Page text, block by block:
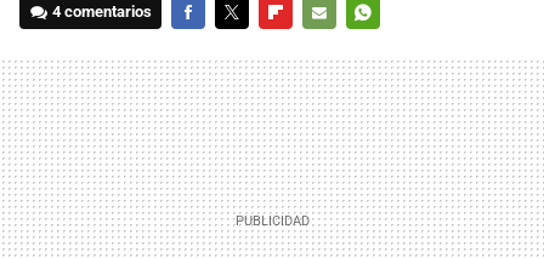
4 comentarios
MAIL